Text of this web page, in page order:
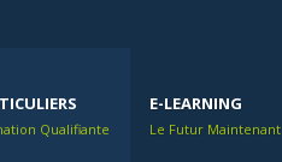
Qualifiante
E-LEARNING
Le Futur Maintenant